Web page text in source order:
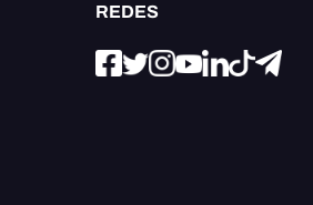
REDES